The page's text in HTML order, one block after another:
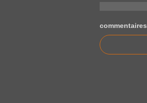
commentaires